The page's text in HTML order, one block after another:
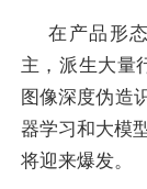
在产品形态
主，派生大量
图像深度伪造
器学习和大模
将迎来爆发。